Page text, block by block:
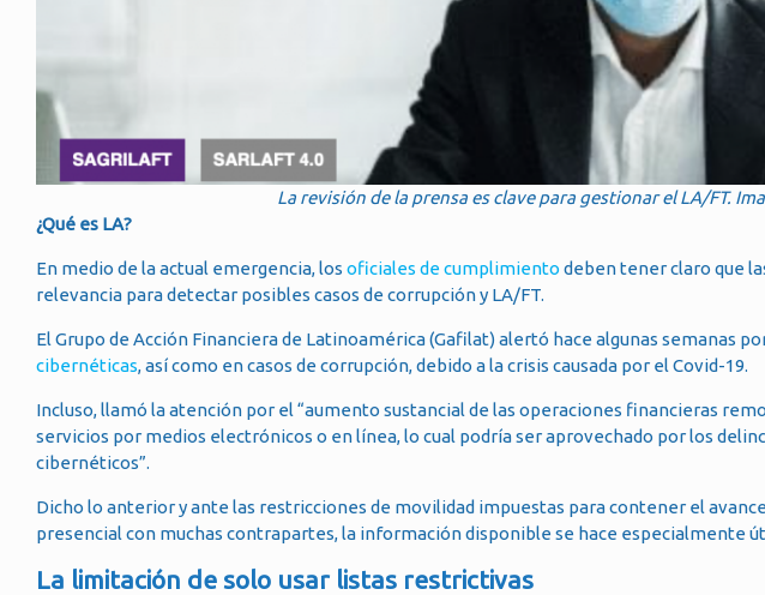
La revisión de la prensa es clave para gestionar el LA/FT.
¿Qué es LA?
En medio de la actual emergencia, los oficiales de cumplimiento deben tener claro que
relevancia para detectar posibles casos de corrupción y LA/FT.
El Grupo de Acción Financiera de Latinoamérica (Gafilat) alertó hace algunas semanas
cibernéticas, así como en casos de corrupción, debido a la crisis causada por el Covid-19.
Incluso, llamó la atención por el “aumento sustancial de las operaciones financieras
servicios por medios electrónicos o en línea, lo cual podría ser aprovechado por los
cibernéticos”.
Dicho lo anterior y ante las restricciones de movilidad impuestas para contener el
presencial con muchas contrapartes, la información disponible se hace especialmente
La limitación de solo usar listas restrictivas